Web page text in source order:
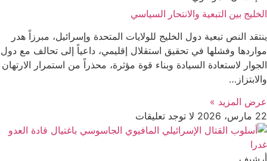
الخليج بين التبعية والانتحار السياسي
ينتقد النص تبعية دول الخليج للولايات المتحدة وإسرائيل، مبرزاً هدر
مواردها وفشلها في تحقيق استقلال إقليمي، داعياً إلى تحالف مع دول
الجوار لاستعادة السيادة وبناء قوة مؤثرة، محذراً من استمرار الارتهان
والابتزاز…
عرض المزید »
22 مارس، 2026
لا توجد تعليقات
أرشیف